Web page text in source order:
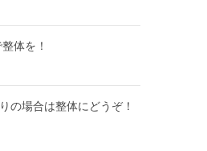
体を！
の場合は整体にどうぞ！